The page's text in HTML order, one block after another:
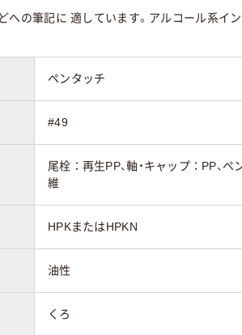
への筆記に 適しています。アルコール系イ
ペンタッチ
#49
尾栓：再生PP、軸・キャップ：PP、
維
HPKまたはHPKN
油性
くろ